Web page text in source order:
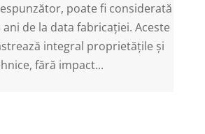
poate fi considerată
de la data fabricației. Aceste
integral proprietățile și
fără impact...